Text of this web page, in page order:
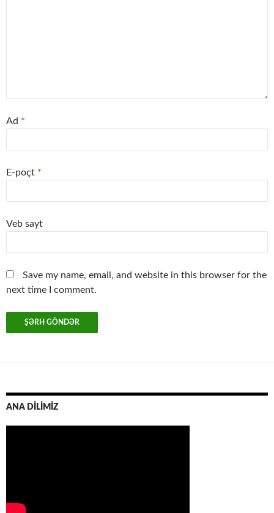
Ad *
E-poçt *
Veb sayt
Save my name, email, and website in this browser for the
next time I comment.
ANA DİLİMİZ